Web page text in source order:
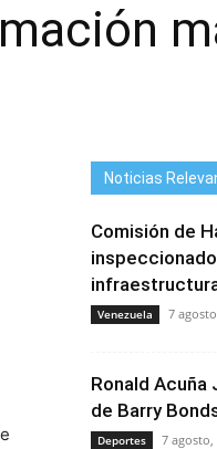
Noticias
Comisión de
Venezuela 7
Ronald Acuña
de Barry
Deportes 7 agosto,